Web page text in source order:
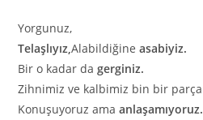
Yorgunuz,
Telaşlıyız,Alabildiğineasabiyiz.
Bir o kadar dagerginiz.
Zihnimiz ve kalbimiz bin bir parça
Konuşuyoruz amaanlaşamıyoruz.